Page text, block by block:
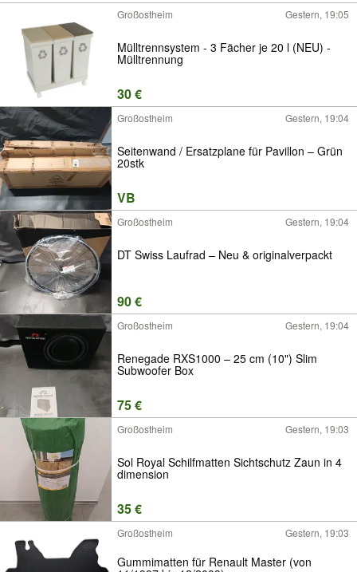
Großostheim Gestern, 19:05
Mülltrennsystem - 3 Fächer je 20 l (NEU) -
Mülltrennung
30 €
Großostheim Gestern, 19:04
Seitenwand / Ersatzplane für Pavillon – Grün
20stk
VB
Großostheim Gestern, 19:04
DT Swiss Laufrad – Neu & originalverpackt
90 €
Großostheim Gestern, 19:04
Renegade RXS1000 – 25 cm (10") Slim
Subwoofer Box
75 €
Großostheim Gestern, 19:03
Sol Royal Schilfmatten Sichtschutz Zaun in 4
dimension
35 €
Großostheim Gestern, 19:03
Gummimatten für Renault Master (von